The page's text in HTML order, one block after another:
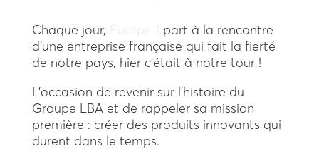
Chaque jour,
part à la rencontre
d’une entreprise française qui fait la fierté
de notre pays, hier c’était à notre tour !
L’occasion de revenir sur l’histoire du
Groupe LBA et de rappeler sa mission
première : créer des produits innovants qui
durent dans le temps.